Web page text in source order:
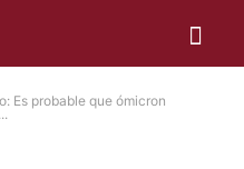
Es probable que ómicron